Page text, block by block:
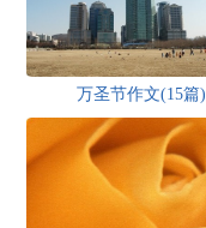
万圣节作文(15篇)